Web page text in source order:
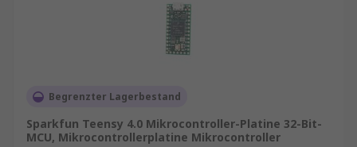
Begrenzter Lagerbestand
Sparkfun Teensy 4.0 Mikrocontroller-Platine 32-Bit-
MCU, Mikrocontrollerplatine Mikrocontroller